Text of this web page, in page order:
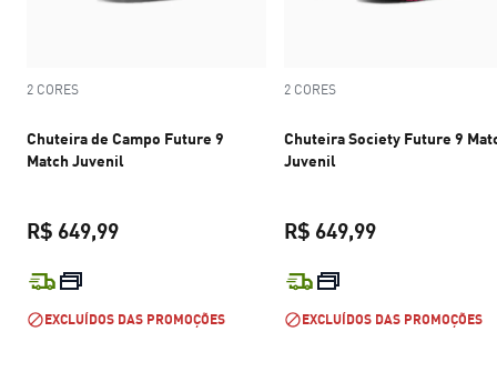
2 CORES
Chuteira de Campo Future 9
Match Juvenil
R$ 649,99
preço atual R$ 649,99
EXCLUÍDOS DAS PROMOÇÕES
2 CORES
Chuteira Society Future 9
Juvenil
R$ 649,99
EXCLUÍDOS DAS PROMOÇÕES